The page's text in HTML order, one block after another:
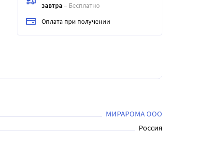
завтра– Бесплатно
Оплата при получении
МИРАРОМА ООО
Россия